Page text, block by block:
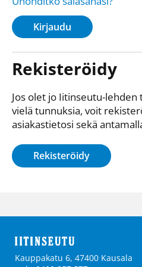
Kirjaudu
Rekisteröidy
Jos olet jo Iitinseutu-lehden
vielä tunnuksia, voit
asiakastietosi sekä
Rekisteröidy
Kauppakatu 6, 47400 Kausala